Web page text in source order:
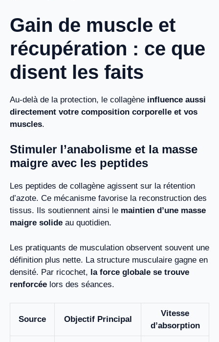
Gain de muscle et
récupération : ce que
disent les faits
Au-delà de la protection, le collagène influence aussi
directement votre composition corporelle et vos
muscles.
Stimuler l’anabolisme et la masse
maigre avec les peptides
Les peptides de collagène agissent sur la rétention
d’azote. Ce mécanisme favorise la reconstruction des
tissus. Ils soutiennent ainsi le maintien d’une masse
maigre solide au quotidien.
Les pratiquants de musculation observent souvent une
définition plus nette. La structure musculaire gagne en
densité. Par ricochet, la force globale se trouve
renforcée lors des séances.
Source Objectif Principal
Vitesse
d’absorption